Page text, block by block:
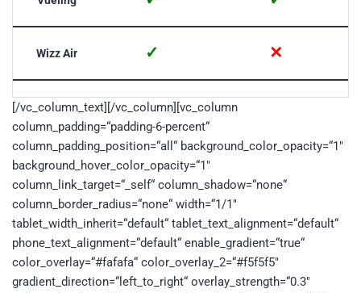
Wizz Air ✓ ✕
[/vc_column_text][/vc_column][vc_column
column_padding=“padding-6-percent“
column_padding_position=“all“ background_color_opacity=“1″
background_hover_color_opacity=“1″
column_link_target=“_self“ column_shadow=“none“
column_border_radius=“none“ width=“1/1″
tablet_width_inherit=“default“ tablet_text_alignment=“default“
phone_text_alignment=“default“ enable_gradient=“true“
color_overlay=“#fafafa“ color_overlay_2=“#f5f5f5″
gradient_direction=“left_to_right“ overlay_strength=“0.3″